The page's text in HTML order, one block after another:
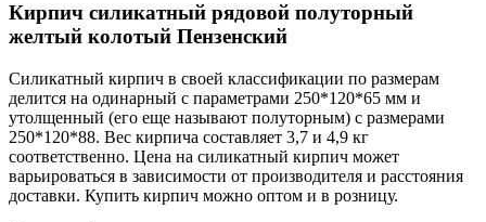
Кирпич силикатный рядовой полуторный
желтый колотый Пензенский
Силикатный кирпич в своей классификации по размерам
делится на одинарный с параметрами 250*120*65 мм и
утолщенный (его еще называют полуторным) с размерами
250*120*88. Вес кирпича составляет 3,7 и 4,9 кг
соответственно. Цена на силикатный кирпич может
варьироваться в зависимости от производителя и расстояния
доставки. Купить кирпич можно оптом и в розницу.